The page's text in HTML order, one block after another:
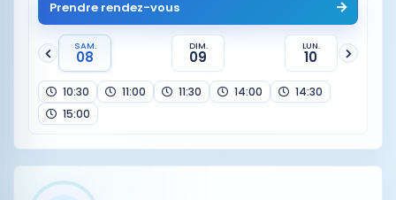
Prendre rendez-vous
SAM.
08
DIM.
09
LUN.
10
10:30 11:00 11:30 14:00
14:30
15:00